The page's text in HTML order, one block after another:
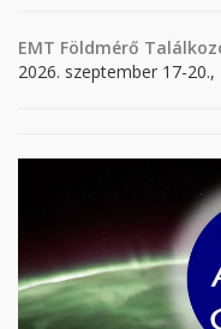
EMT Földmérő
2026. szeptember 17-